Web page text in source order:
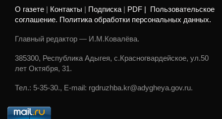
О газете Контакты Подписка PDF |
Пользовательское
соглашение. Политика обработки персональных данных.
Главный редактор — И.М.Ковалёва.
385300, Республика Адыгея, с.Красногвардейское, ул.50
лет Октября, 31.
Тел.: 5-35-30., E-mail: rgdruzhba.kr@adygheya.gov.ru.